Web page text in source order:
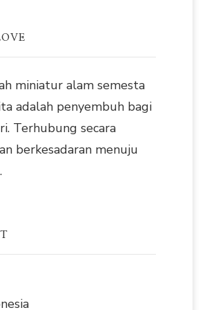
miniatur alam semesta
adalah penyembuh bagi
Terhubung secara
berkesadaran menuju